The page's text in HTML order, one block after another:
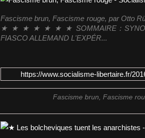
Fascisme brun, Fascisme rouge, par
★ ★ ★ ★ ★ ★ ★ SOMMAIRE :
FIASCO ALLEMAND L'EXPÉR...
https://www.socialisme-libertaire.fr/
Fascisme brun, Fascisme